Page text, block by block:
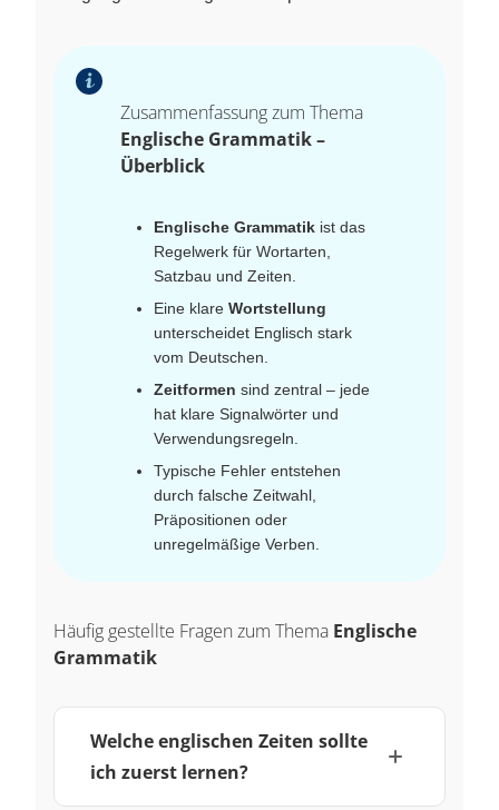
Zusammenfassung zum Thema
Englische Grammatik –
Überblick
Englische Grammatik ist das
Regelwerk für Wortarten,
Satzbau und Zeiten.
Eine klare Wortstellung
unterscheidet Englisch stark
vom Deutschen.
Zeitformen sind zentral – jede
hat klare Signalwörter und
Verwendungsregeln.
Typische Fehler entstehen
durch falsche Zeitwahl,
Präpositionen oder
unregelmäßige Verben.
Häufig gestellte Fragen zum Thema Englische
Grammatik
Welche englischen Zeiten sollte
ich zuerst lernen?